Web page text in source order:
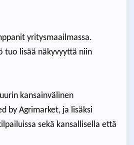
yritysmaailmassa.
tuo lisää näkyvyyttä niin
kansainvälinen
by Agrimarket, ja lisäksi
sekä kansallisella että